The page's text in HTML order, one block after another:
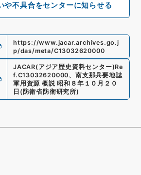
や不具合をセンターに知らせる
https://www.jacar.archives.go.j
p/das/meta/C13032620000
JACAR(アジア歴史資料センター)Re
f.C13032620000、 南支那兵要地誌
軍用資源 概説 昭和８年１０月２０
日 ( 防衛省防衛研究所)